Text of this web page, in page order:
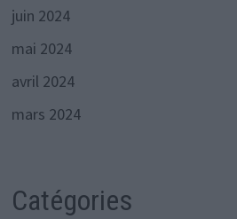
juin 2024
mai 2024
avril 2024
mars 2024
Catégories